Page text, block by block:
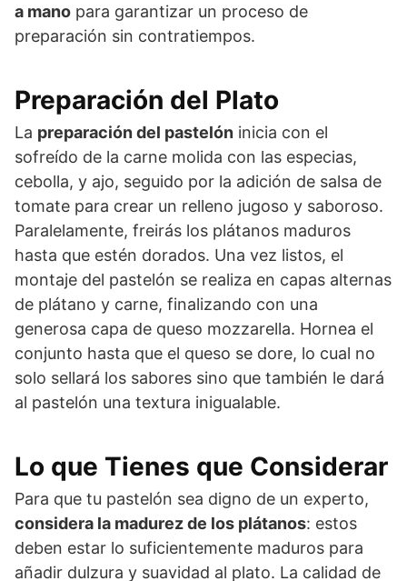
a mano para garantizar un proceso de
preparación sin contratiempos.
Preparación del Plato
La preparación del pastelón inicia con el
sofreído de la carne molida con las especias,
cebolla, y ajo, seguido por la adición de salsa de
tomate para crear un relleno jugoso y saboroso.
Paralelamente, freirás los plátanos maduros
hasta que estén dorados. Una vez listos, el
montaje del pastelón se realiza en capas alternas
de plátano y carne, finalizando con una
generosa capa de queso mozzarella. Hornea el
conjunto hasta que el queso se dore, lo cual no
solo sellará los sabores sino que también le dará
al pastelón una textura inigualable.
Lo que Tienes que Considerar
Para que tu pastelón sea digno de un experto,
considera la madurez de los plátanos: estos
deben estar lo suficientemente maduros para
añadir dulzura y suavidad al plato. La calidad de